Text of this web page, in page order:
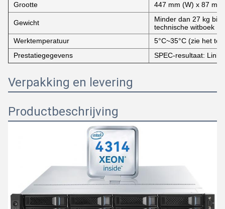
Grootte
447 mm (W) x 87
Gewicht
Minder dan 27 kg bij
technische witboek
Werktemperatuur
5°C~35°C (zie het
Prestatiegegevens
SPEC-resultaat: Link
Verpakking en levering
Productbeschrijving